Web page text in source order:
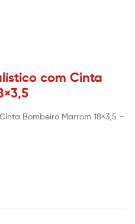
com Cinta
Bombeiro Marrom 18×3,5 –